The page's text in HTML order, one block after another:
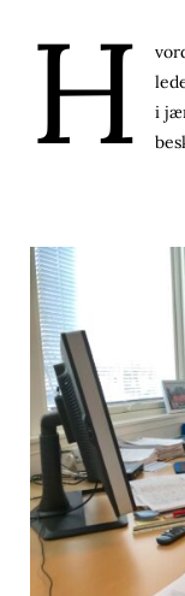
H
i